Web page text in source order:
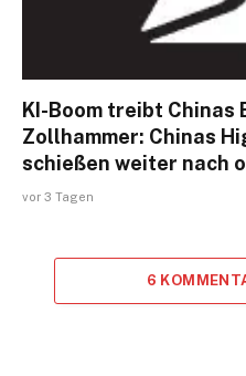
KI-Boom treibt Chinas
Zollhammer: Chinas
schießen weiter nach
vor 3 Tagen
6